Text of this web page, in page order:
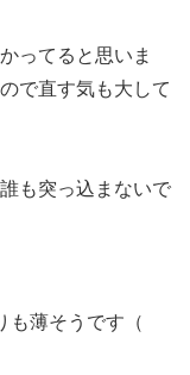
ってると思いま
で直す気も大して
も突っ込まないで
も薄そうです（